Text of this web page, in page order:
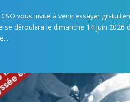
vous invite à venir essayer
se déroulera le dimanche 14 juin 2026